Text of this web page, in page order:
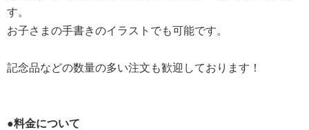
す。
お子さまの手書きのイラストでも可能です。
記念品などの数量の多い注文も歓迎しております！
●料金について